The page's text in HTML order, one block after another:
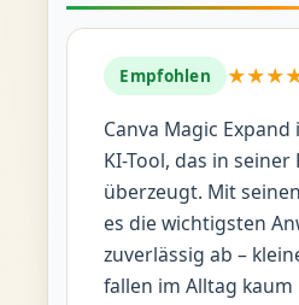
Empfohlen
Canva Magic
KI-Tool, das in
überzeugt. Mit
es die wichtigsten
zuverlässig ab –
fallen im Alltag kaum